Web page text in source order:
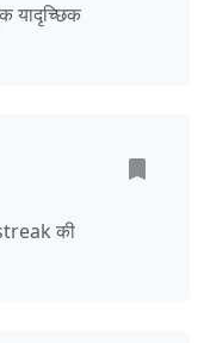
यादृच्छिक
की